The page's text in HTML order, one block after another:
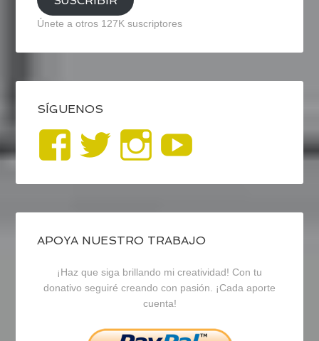
Únete a otros 127K suscriptores
SÍGUENOS
Ver
perfil
de
blogrecursosep
en
Facebook
Ver
perfil
de
recursosep
en
Twitter
Ver
perfil
de
recursosep
en
Instagram
APOYA NUESTRO TRABAJO
¡Haz que siga brillando mi creatividad! Con tu
donativo seguiré creando con pasión. ¡Cada aporte
cuenta!